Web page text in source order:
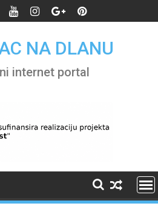
NA DLANU
internet portal